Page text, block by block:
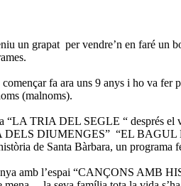
un grapat per vendre’n en faré
fa ara uns 9 anys i ho va
(malnoms).
“LA TRIA DEL SEGLE “
DELS DIUMENGES” “EL
de Santa Bàrbara, un programa
amb l’espai “CANÇONS AMB